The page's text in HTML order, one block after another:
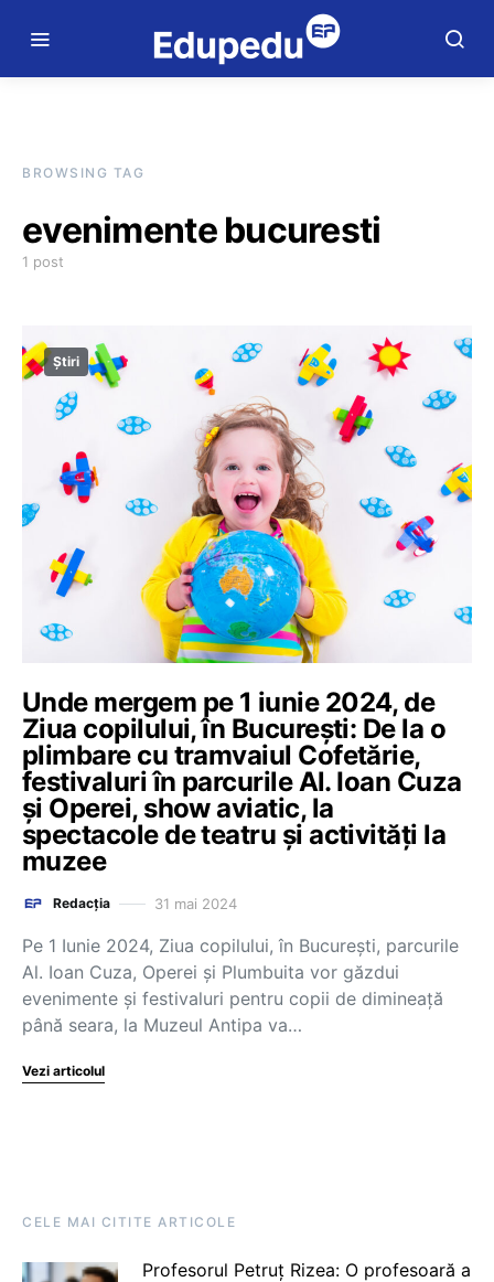
BROWSING TAG
evenimente bucuresti
1 post
Știri
Unde mergem pe 1 iunie 2024, de
Ziua copilului, în București: De la o
plimbare cu tramvaiul Cofetărie,
festivaluri în parcurile Al. Ioan Cuza
și Operei, show aviatic, la
spectacole de teatru și activități la
muzee
Redacția 31 mai 2024
Pe 1 Iunie 2024, Ziua copilului, în București, parcurile
Al. Ioan Cuza, Operei și Plumbuita vor găzdui
evenimente și festivaluri pentru copii de dimineață
până seara, la Muzeul Antipa va…
Vezi articolul
CELE MAI CITITE ARTICOLE
Profesorul Petruț Rizea: O profesoară a